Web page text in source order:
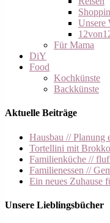
Unsere
Für Mama
DiY
Food
Kochkünste
Backkünste
Aktuelle Beiträge
Hausbau // Planung
Tortellini mit
Familienküche //
Familienessen //
Ein neues Zuhause
Unsere Lieblingsbücher